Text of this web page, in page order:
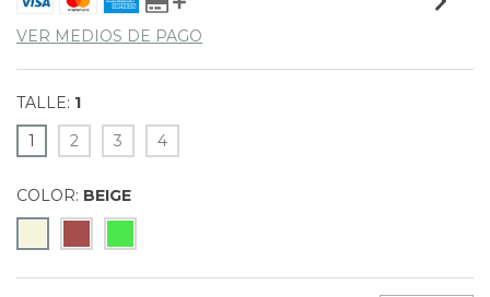
VER MEDIOS DE PAGO
TALLE: 1
1
2 3 4
COLOR: BEIGE